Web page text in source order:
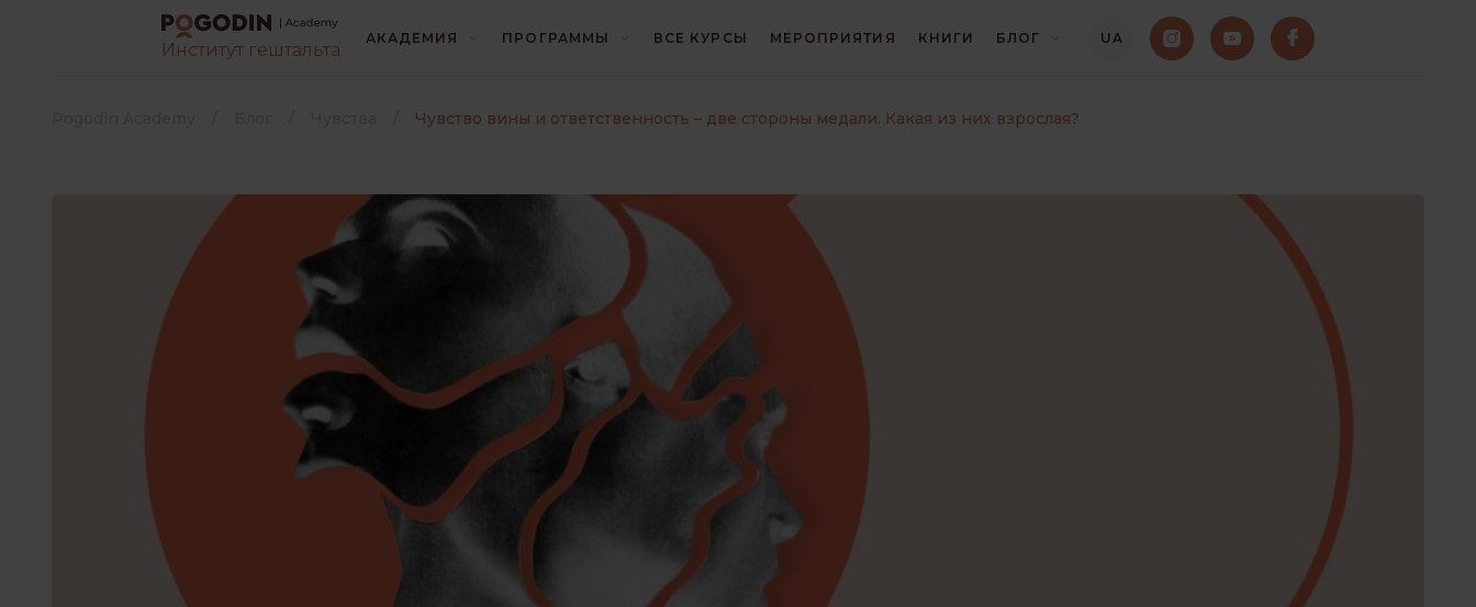
Институт гештальта
АКАДЕМИЯ ПРОГРАММЫ ВСЕ КУРСЫ МЕРОПРИЯТИЯ КНИГИ БЛОГ UA
Чувство вины и ответственность – две стороны медали. Какая из них взрослая?
Выберите язык книги *
Украинский
КОНТАКТ С ЛЮДЬМИ КРИЗИСЫ И ТРАВМЫ
ЛИТЕРАТУРА ОТНОШЕНИЯ ПОИСК СЕБЯ
ПОТРЕБНОСТИ ПРАКТИКА ГЕШТАЛЬТ-ТЕРАПИИ
ПРИСУТСТВИЕ И ОСОЗНАВАНИЕ ПСИХОЛОГИЯ